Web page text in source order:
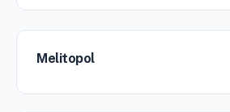
Melitopol